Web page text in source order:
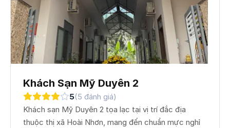
Khách Sạn Mỹ Duyên 2
5(5 đánh giá)
Khách sạn Mỹ Duyên 2 tọa lạc tại vị trí đắc địa
thuộc thị xã Hoài Nhơn, mang đến chuẩn mực nghỉ